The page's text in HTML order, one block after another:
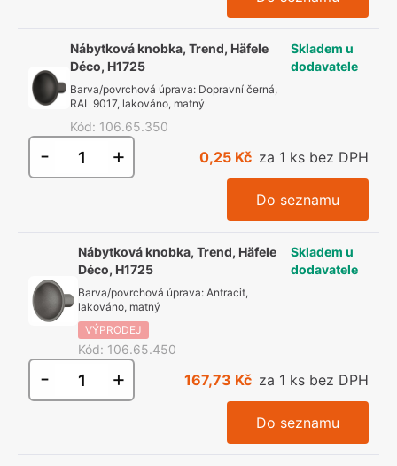
Nábytková knobka, Trend, Häfele
Déco, H1725
Barva/povrchová úprava: Dopravní černá,
RAL 9017, lakováno, matný
Kód: 106.65.350
Skladem u
dodavatele
- + 0,25 Kč za 1 ks bez DPH
Do seznamu
Nábytková knobka, Trend, Häfele
Déco, H1725
Barva/povrchová úprava: Antracit,
lakováno, matný
VÝPRODEJ
Kód: 106.65.450
Skladem u
dodavatele
- + 167,73 Kč za 1 ks bez DPH
Do seznamu